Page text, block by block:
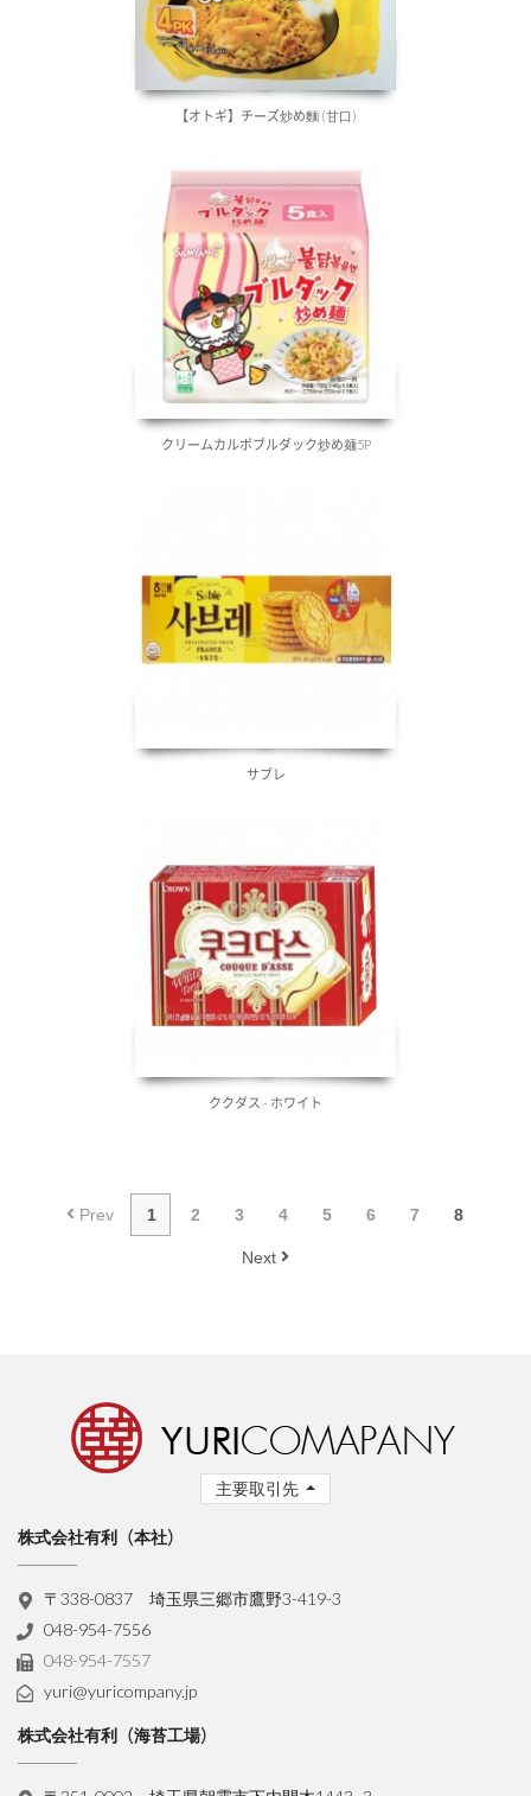
【オトギ】チーズ炒め麵 (甘口)
クリームカルボブルダック炒め麺5P
サブレ
ククダス - ホワイト
Prev 1 2 3 4 5 6 7 8
Next
主要取引先
株式会社有利（本社）
〒338-0837 埼玉県三郷市鷹野3-419-3
048-954-7556
048-954-7557
yuri@yuricompany.jp
株式会社有利（海苔工場）